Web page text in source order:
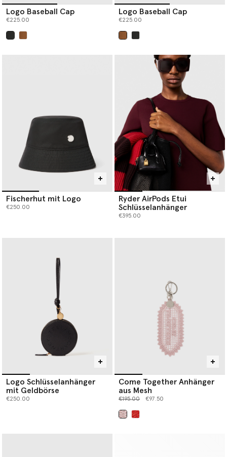
Logo Baseball Cap
€225.00
Logo Baseball Cap
€225.00
Fischerhut mit Logo
€250.00
Ryder AirPods Etui
Schlüsselanhänger
€395.00
Logo Schlüsselanhänger
mit Geldbörse
€250.00
Come Together Anhänger
aus Mesh
Preis reduziert von
€195.00bis€97.50